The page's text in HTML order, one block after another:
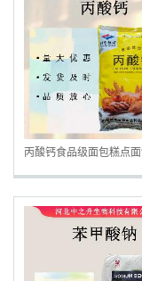
丙酸钙食品级面包糕点
钙